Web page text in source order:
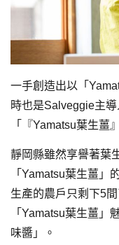
一手創造出以「
時也是Salveggie主導
「『Yamatsu葉生薑
靜岡縣雖然享譽著葉
「Yamatsu葉生薑」
生產的農戶只剩下5
「Yamatsu葉生薑」
味醬」。